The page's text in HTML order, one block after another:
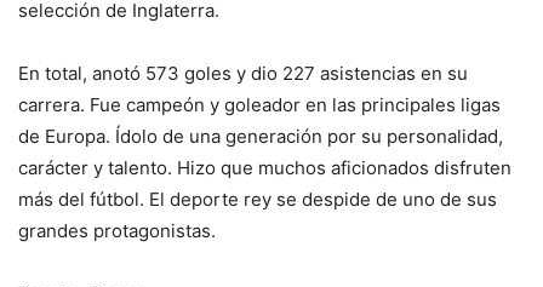
selección de Inglaterra.
En total, anotó 573 goles y dio 227 asistencias en su
carrera. Fue campeón y goleador en las principales ligas
de Europa. Ídolo de una generación por su personalidad,
carácter y talento. Hizo que muchos aficionados disfruten
más del fútbol. El deporte rey se despide de uno de sus
grandes protagonistas.